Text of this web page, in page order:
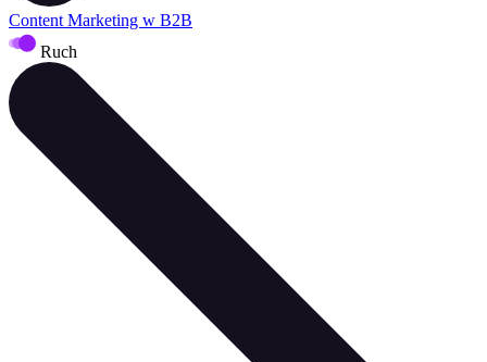
Content Marketing w B2B
Ruch